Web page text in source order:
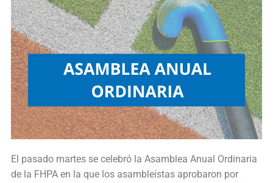
El pasado martes se celebró la Asamblea Anual Ordinaria
de la FHPA en la que los asambleístas aprobaron por